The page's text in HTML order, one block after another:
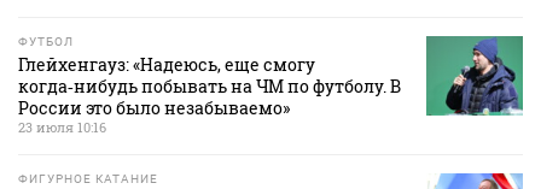
ФУТБОЛ
Глейхенгауз: «Надеюсь, еще смогу
когда‑нибудь побывать на ЧМ по футболу. В
России это было незабываемо»
23 июля 10:16
ФИГУРНОЕ КАТАНИЕ